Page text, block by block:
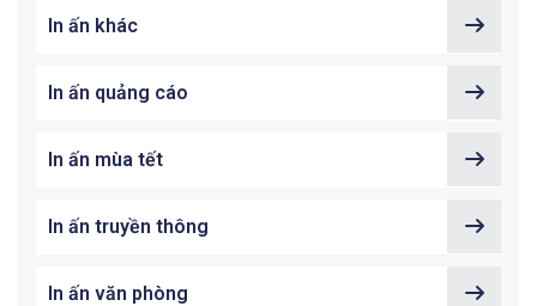
In ấn khác
In ấn quảng cáo
In ấn mùa tết
In ấn truyền thông
In ấn văn phòng